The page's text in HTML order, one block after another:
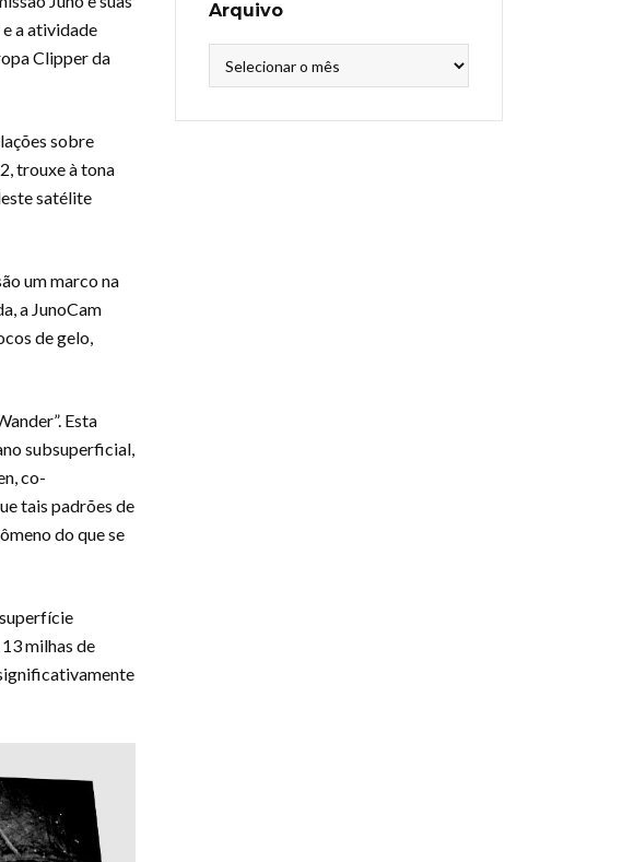
a atividade
Clipper da
sobre
trouxe à tona
satélite
um marco na
a JunoCam
de gelo,
Esta
subsuperficial,
co-
tais padrões de
do que se
milhas de
Arquivo